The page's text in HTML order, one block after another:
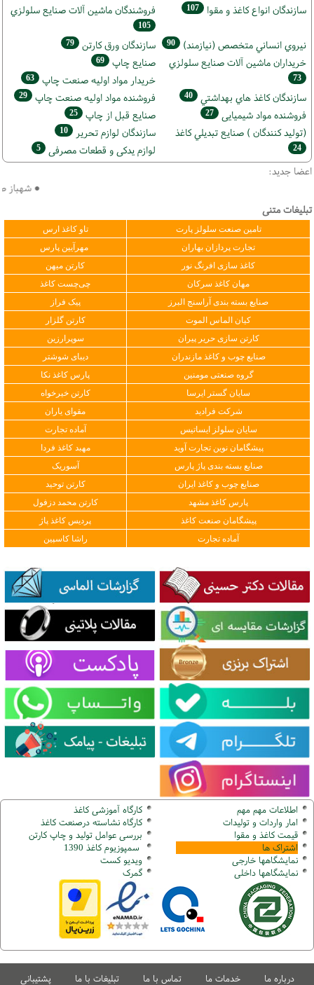
سازندگان انواع کاغذ و مقوا 107 فروشندگان ماشين آلات صنايع سلولزي
105
نيروي انساني متخصص (نیازمند) 90 سازندگان ورق كارتن 79
خریداران ماشين آلات صنايع سلولزي
73
صنايع چاپ 69
خريدار مواد اوليه صنعت چاپ 63
سازندگان كاغذ هاي بهداشتي 40 فروشنده مواد اوليه صنعت چاپ 29
فروشنده مواد شیمیایی 27 صنايع قبل از چاپ 25
(تولید كنندگان ) صنايع تبديلي كاغذ
24
سازندگان لوازم تحریر 10
لوازم یدکی و قطعات مصرفی 5
اعضا جدید:
● شهباز
تبلیغات متنی
تامین صنعت سلولز پارت
تاو کاغذ ارس
تجارت پردازان بهاران
مهرآیین پارس
کاغذ سازی افرنگ نور
کارتن میهن
مهان کاغذ سرکان
چی‌چست کاغذ
صنایع بسته بندی آراسنج البرز
پیک فراز
کیان الماس الموت
کارتن گلزار
کارتن سازی حریر پیران
سوپرارزین
صنایع چوب و کاغذ مازندران
دیبای شوشتر
گروه صنعتی مومنین
پارس کاغذ نکا
سایان گستر ایرسا
کارتن خیرخواه
شرکت فرادید
مقوای یاران
سایان سلولز ایساتیس
آماده تجارت
پیشگامان نوین تجارت آوید
مهبد کاغذ فردا
صنایع بسته بندی پاژ پارس
آسوریک
صنایع چوب و کاغذ ایران
کارتن توحید
پارس کاغذ مشهد
کارتن محمد دزفول
پیشگامان صنعت کاغذ
پردیس کاغذ پاژ
آماده تجارت
راشا کاسپین
اطلاعات مهم مهم
امار واردات و تولیدات
قیمت کاغذ و مقوا
اشتراک ها
نمایشگاهها خارجی
نمایشگاهها داخلی
کارگاه آموزشی کاغذ
کارگاه نشاسته درصنعت کاغذ
بررسی عوامل تولید و چاپ کارتن
سمپوزیوم کاغذ 1390
ویدیو کست
گمرک
درباره ما خدمات ما تماس با ما تبلیغات با ما پشتیبانی